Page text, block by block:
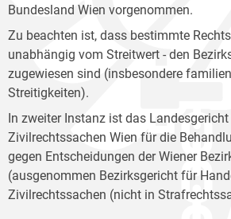
Bundesland Wien vorgenommen.
Zu beachten ist, dass bestimmte
unabhängig vom Streitwert - den
zugewiesen sind (insbesondere
Streitigkeiten).
In zweiter Instanz ist das
Zivilrechtssachen Wien für die
gegen Entscheidungen der Wiener
(ausgenommen Bezirksgericht für
Zivilrechtssachen (nicht in